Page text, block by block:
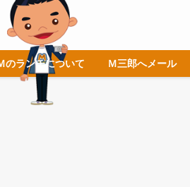
のランチについて Ｍ三郎へメール